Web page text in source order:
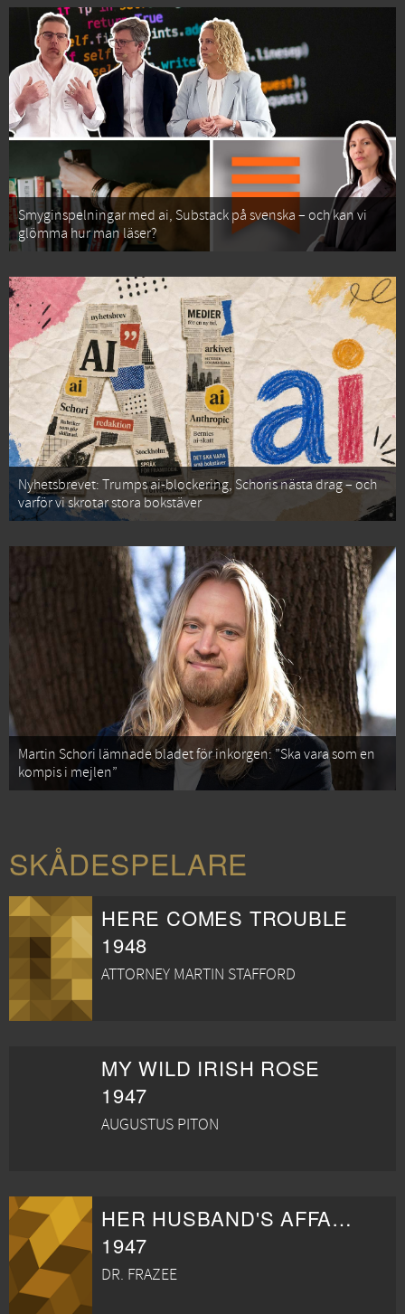
Smyginspelningar med ai, Substack på svenska – och kan vi
glömma hur man läser?
Nyhetsbrevet: Trumps ai-blockering, Schoris nästa drag – och
varför vi skrotar stora bokstäver
Martin Schori lämnade bladet för inkorgen: ”Ska vara som en
kompis i mejlen”
SKÅDESPELARE
HERE COMES TROUBLE
1948
ATTORNEY MARTIN STAFFORD
MY WILD IRISH ROSE
1947
AUGUSTUS PITON
HER HUSBAND'S AFFAIRS
1947
DR. FRAZEE